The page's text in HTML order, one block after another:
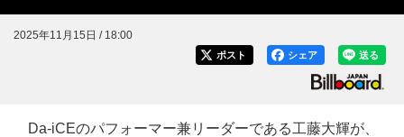
2025年11月15日 / 18:00
送る
シェア
ポスト
Da-iCEのパフォーマー兼リーダーである工藤大輝が、